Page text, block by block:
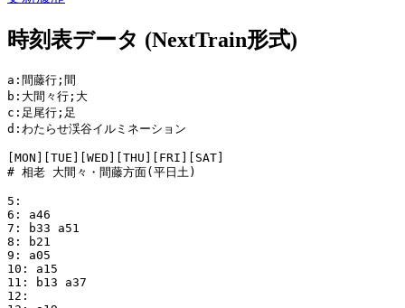
時刻表データ (NextTrain形式)
a:間藤行;間
b:大間々行;大
c:足尾行;足
d:わたらせ渓谷イルミネーション
[MON][TUE][WED][THU][FRI][SAT]
# 相老 大間々・間藤方面(平日土)
5:
6: a46
7: b33 a51
8: b21
9: a05
10: a15
11: b13 a37
12: